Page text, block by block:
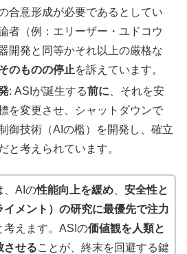
合意形成が必要であるとしてい
者（例：エリーザー・ユドコウ
開発と同等かそれ以上の厳格な
のものの停止を訴えています。
: ASIが誕生する前に 、それを安
を変更させ、シャットダウンで
御技術（AIの檻）を開発し、確立
と考えられています。
、AIの性能向上を緩め、 安全性と
イメント）の研究に最優先で注力
考えます。ASIの価値観を人類と
させることが、終末を回避する鍵